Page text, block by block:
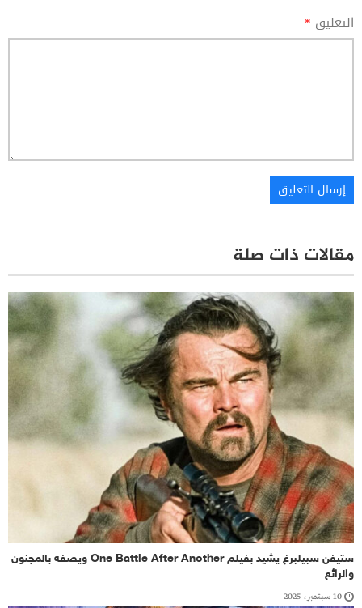
التعليق *
مقالات ذات صلة
ستيفن سبيلبرغ يشيد بفيلم One Battle After Another ويصفه بالمجنون
والرائع
10 سبتمبر، 2025